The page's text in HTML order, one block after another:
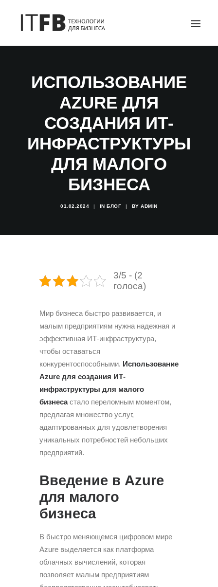
DEVOPS
АДМИНИСТРИРОВАНИЕ СЕРВЕРОВ
ОТЗЫВЫ
ИСПОЛЬЗОВАНИЕ
AZURE ДЛЯ
СОЗДАНИЯ ИТ-
ИНФРАСТРУКТУРЫ
ДЛЯ МАЛОГО
БИЗНЕСА
01.02.2024 | INБЛОГ | BYADMIN
3/5 - (2
голоса)
Мир бизнеса быстро развивается, и
малым предприятиям нужна надежная и
эффективная ИТ-инфраструктура,
чтобы оставаться
конкурентоспособными. Использование
Azure для создания ИТ-
инфраструктуры для малого
бизнесастало переломным моментом,
предлагая множество услуг,
адаптированных для удовлетворения
уникальных потребностей небольших
предприятий.
Введение в Azure
для малого
бизнеса
В быстро меняющемся цифровом мире
Azure выделяется как платформа
облачных вычислений, которая
позволяет малым предприятиям